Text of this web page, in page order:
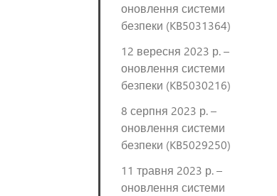
оновлення системи
безпеки (KB5031364)
12 вересня 2023 р. –
оновлення системи
безпеки (KB5030216)
8 серпня 2023 р. –
оновлення системи
безпеки (KB5029250)
11 травня 2023 р. –
оновлення системи